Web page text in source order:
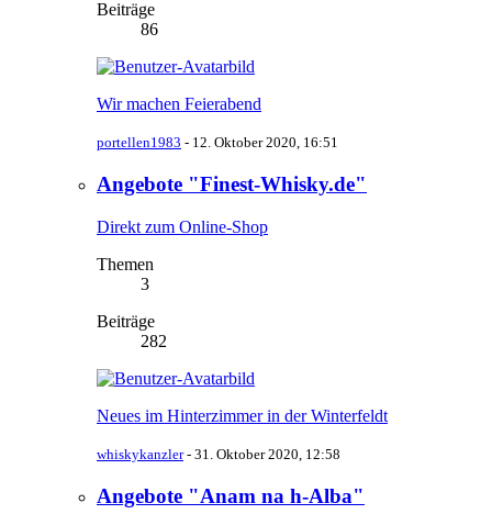
Beiträge
86
Wir machen Feierabend
portellen1983 - 12. Oktober 2020, 16:51
Angebote "Finest-Whisky.de"
Direkt zum Online-Shop
Themen
3
Beiträge
282
Neues im Hinterzimmer in der Winterfeldt
whiskykanzler- 31. Oktober 2020, 12:58
Angebote "Anam na h-Alba"